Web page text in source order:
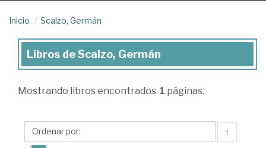
Inicio Scalzo, Germán
Libros
Scalzo,
Libros de Scalzo, Germán
Mostrando libros encontrados. 1 páginas.
↑